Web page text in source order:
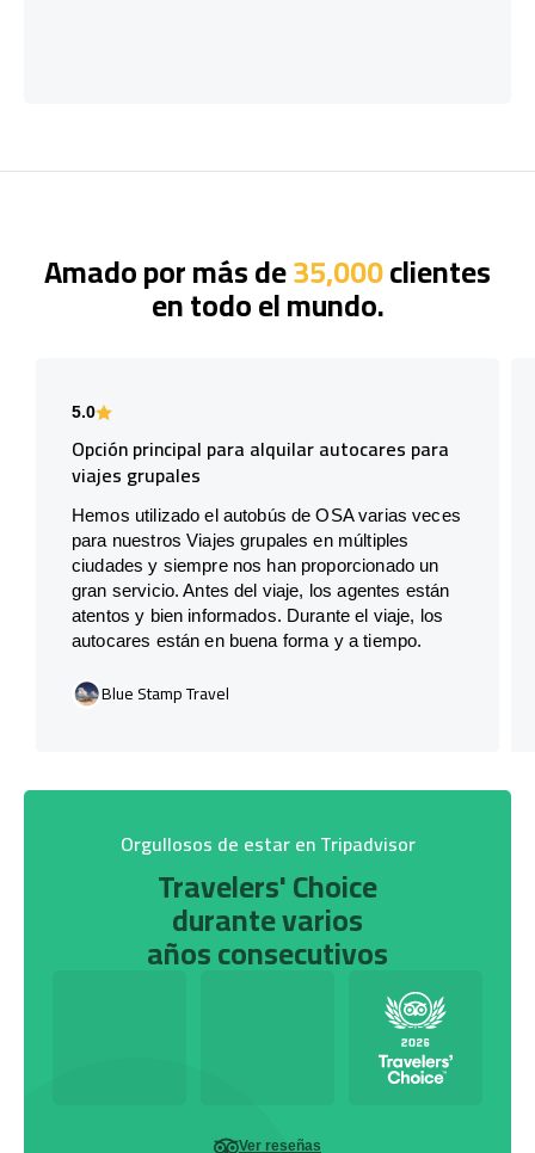
Amado por más de35,000clientes
en todo el mundo.
5.0
Opción principal para alquilar autocares para
viajes grupales
Hemos utilizado el autobús de OSA varias veces
para nuestros Viajes grupales en múltiples
ciudades y siempre nos han proporcionado un
gran servicio. Antes del viaje, los agentes están
atentos y bien informados. Durante el viaje, los
autocares están en buena forma y a tiempo.
Blue Stamp Travel
Orgullosos de estar en Tripadvisor
Travelers' Choice
durante varios
años consecutivos
Ver reseñas